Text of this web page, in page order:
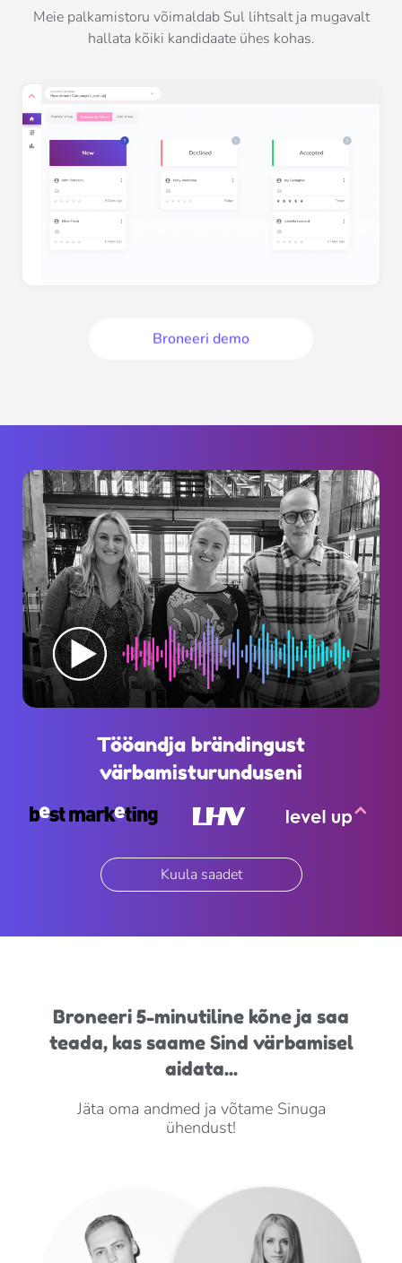
Meie palkamistoru võimaldab Sul lihtsalt ja mugavalt
hallata kõiki kandidaate ühes kohas.
Broneeri demo
Tööandja brändingust
värbamisturunduseni
Kuula saadet
Broneeri 5-minutiline kõne ja saa
teada, kas saame Sind värbamisel
aidata...
Jäta oma andmed ja võtame Sinuga
ühendust!